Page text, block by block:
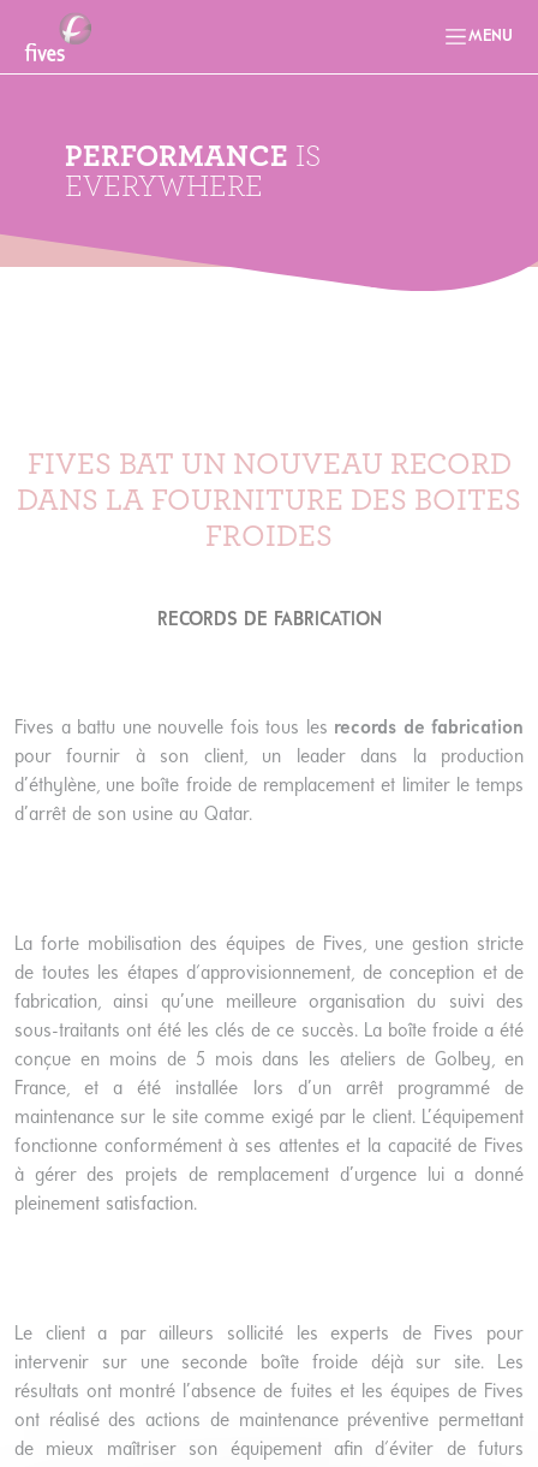
MENU
PERFORMANCE IS
EVERYWHERE
FIVES BAT UN NOUVEAU RECORD
DANS LA FOURNITURE DES BOITES
FROIDES
RECORDS DE FABRICATION
Fives a battu une nouvelle fois tous les records de fabrication
pour fournir à son client, un leader dans la production
d’éthylène, une boîte froide de remplacement et limiter le temps
d’arrêt de son usine au Qatar.
La forte mobilisation des équipes de Fives, une gestion stricte
de toutes les étapes d'approvisionnement, de conception et de
fabrication, ainsi qu’une meilleure organisation du suivi des
sous-traitants ont été les clés de ce succès. La boîte froide a été
conçue en moins de 5 mois dans les ateliers de Golbey, en
France, et a été installée lors d’un arrêt programmé de
maintenance sur le site comme exigé par le client. L’équipement
fonctionne conformément à ses attentes et la capacité de Fives
à gérer des projets de remplacement d’urgence lui a donné
pleinement satisfaction.
Le client a par ailleurs sollicité les experts de Fives pour
intervenir sur une seconde boîte froide déjà sur site. Les
résultats ont montré l’absence de fuites et les équipes de Fives
ont réalisé des actions de maintenance préventive permettant
de mieux maîtriser son équipement afin d'éviter de futurs